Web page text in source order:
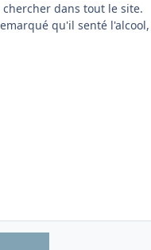
dans tout le site.
qu'il senté